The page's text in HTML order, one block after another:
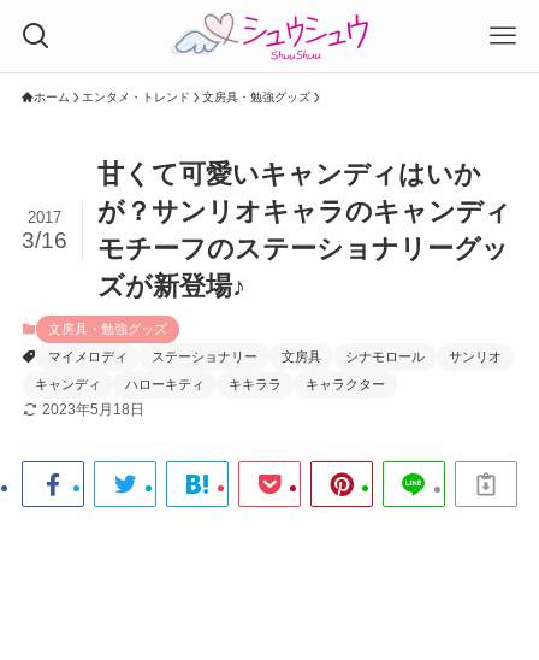
ホーム エンタメ・トレンド 文房具・勉強グッズ
甘くて可愛いキャンディはいか
が？サンリオキャラのキャンディ
モチーフのステーショナリーグッ
ズが新登場♪
2017
3/16
文房具・勉強グッズ
マイメロディ
ステーショナリー 文房具 シナモロール
サンリオ
キャンディ
ハローキティ キキララ キャラクター
2023年5月18日